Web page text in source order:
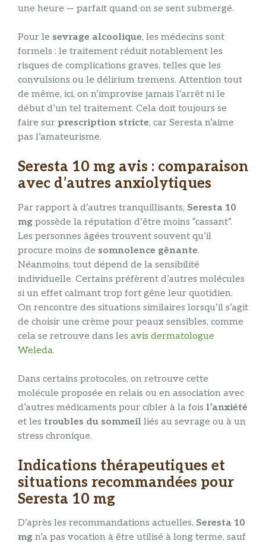
une heure — parfait quand on se sent submergé.
Pour le sevrage alcoolique, les médecins sont
formels : le traitement réduit notablement les
risques de complications graves, telles que les
convulsions ou le délirium tremens. Attention tout
de même, ici, on n’improvise jamais l’arrêt ni le
début d’un tel traitement. Cela doit toujours se
faire sur prescription stricte, car Seresta n’aime
pas l’amateurisme.
Seresta 10 mg avis : comparaison
avec d’autres anxiolytiques
Par rapport à d’autres tranquillisants, Seresta 10
mg possède la réputation d’être moins “cassant”.
Les personnes âgées trouvent souvent qu’il
procure moins de somnolence gênante.
Néanmoins, tout dépend de la sensibilité
individuelle. Certains préfèrent d’autres molécules
si un effet calmant trop fort gêne leur quotidien.
On rencontre des situations similaires lorsqu’il s’agit
de choisir une crème pour peaux sensibles, comme
cela se retrouve dans les avis dermatologue
Weleda.
Dans certains protocoles, on retrouve cette
molécule proposée en relais ou en association avec
d’autres médicaments pour cibler à la fois l’anxiété
et les troubles du sommeil liés au sevrage ou à un
stress chronique.
Indications thérapeutiques et
situations recommandées pour
Seresta 10 mg
D’après les recommandations actuelles, Seresta 10
mg n’a pas vocation à être utilisé à long terme, sauf